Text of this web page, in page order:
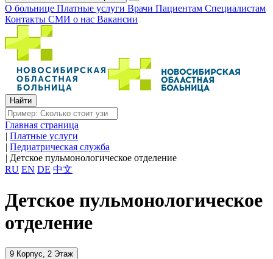
О больнице Платные услуги Врачи Пациентам Специалистам
Контакты СМИ о нас Вакансии
Главная страница
| Платные услуги
| Педиатрическая служба
| Детское пульмонологическое отделение
RU EN DE 中文
Детское пульмонологическое
отделение
9 Корпус, 2 Этаж